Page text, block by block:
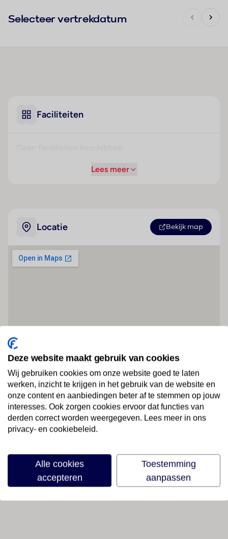
Selecteer vertrekdatum
Faciliteiten
Lees meer
Locatie Bekijk map
Deze website maakt gebruik van cookies
Wij gebruiken cookies om onze website goed te laten
werken, inzicht te krijgen in het gebruik van de website en
onze content en aanbiedingen beter af te stemmen op jouw
interesses. Ook zorgen cookies ervoor dat functies van
derden correct worden weergegeven. Lees meer in ons
privacy- en cookiebeleid.
Alle cookies
accepteren
Toestemming
aanpassen